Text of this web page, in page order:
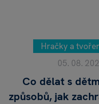
Hračky a
05. 08.
Co dělat s
způsobů, jak